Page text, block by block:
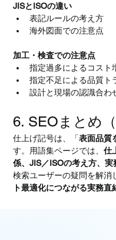
JISとISOの違い
表記ルールの考え方
海外図面での注意点
加工・検査での注意点
指定過多によるコスト
指定不足による品質ト
設計と現場の認識合わ
6. SEOまとめ（
仕上げ記号は、「表面品質
す。用語集ページでは、仕
係、JIS／ISOの考え方、実
検索ユーザーの疑問を解消
ト最適化につながる実務直